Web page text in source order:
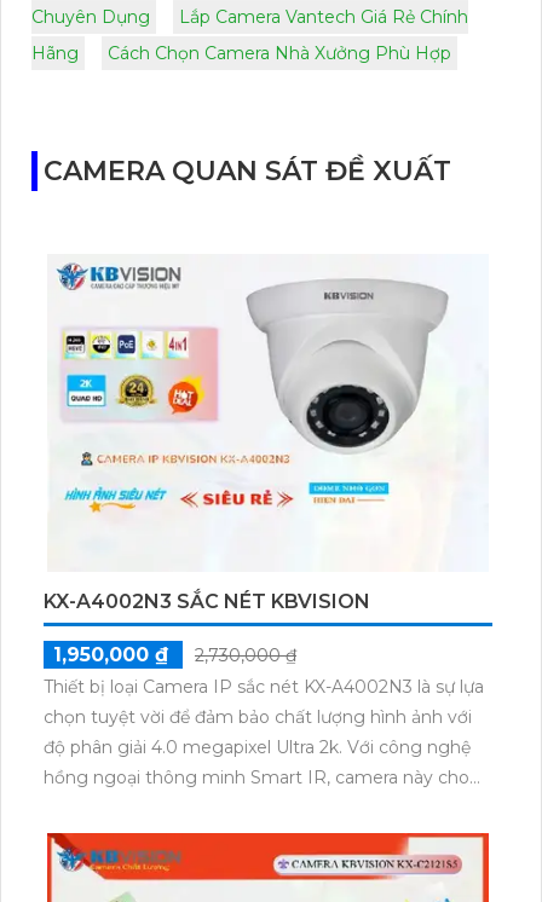
Chuyên Dụng
Lắp Camera Vantech Giá Rẻ Chính
Hãng
Cách Chọn Camera Nhà Xưởng Phù Hợp
CAMERA QUAN SÁT ĐỀ XUẤT
KX-A4002N3 SẮC NÉT KBVISION
1,950,000 ₫
2,730,000 ₫
Thiết bị loại Camera IP sắc nét KX-A4002N3 là sự lựa
chọn tuyệt vời để đảm bảo chất lượng hình ảnh với
độ phân giải 4.0 megapixel Ultra 2k. Với công nghệ
hồng ngoại thông minh Smart IR, camera này cho
đêm. Đặc biệt, camera này được thiết kế dạng dome
kim loại, phù hợp sử dụng trong gia đình. Sử dụng